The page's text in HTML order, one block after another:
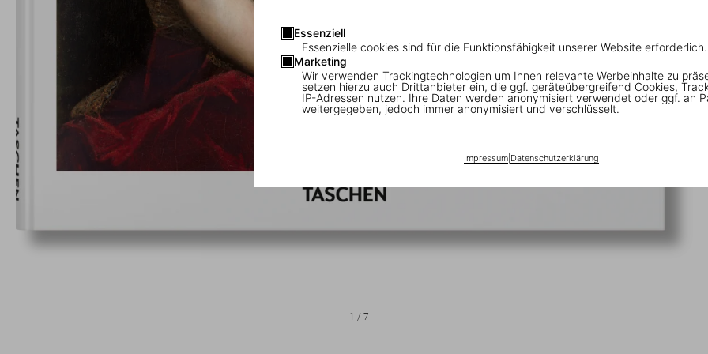
Essenziell
Essenzielle cookies sind für die Funktionsfähigkeit unserer Website erforderlich.
Marketing
Wir verwenden Trackingtechnologien um Ihnen relevante Werbeinhalte zu
setzen hierzu auch Drittanbieter ein, die ggf. geräteübergreifend Cookies,
IP-Adressen nutzen. Ihre Daten werden anonymisiert verwendet oder ggf. an
weitergegeben, jedoch immer anonymisiert und verschlüsselt.
Impressum| Datenschutzerklärung
1 /7